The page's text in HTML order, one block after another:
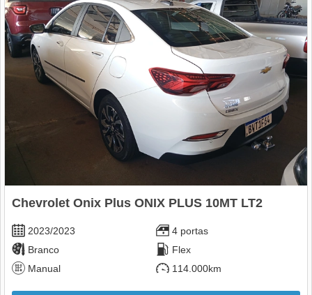
Chevrolet Onix Plus ONIX PLUS 10MT LT2
2023/2023
4 portas
Branco
Flex
Manual
114.000km